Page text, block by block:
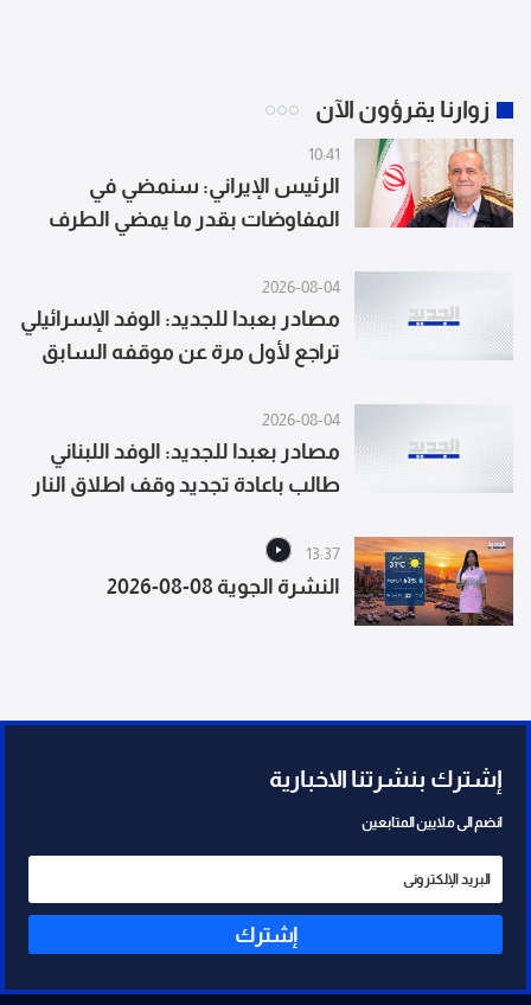
زوارنا يقرؤون الآن
10:41
الرئيس الإيراني: سنمضي في
المفاوضات بقدر ما يمضي الطرف
بمطالبه
2026-08-04
مصادر بعبدا للجديد: الوفد الإسرائيلي
تراجع لأول مرة عن موقفه السابق
على إعادة إظهار الحدود المرسمة
دولياً
2026-08-04
مصادر بعبدا للجديد: الوفد اللبناني
طالب باعادة تجديد وقف اطلاق النار
الخروقات الإسرائيلية
13:37
النشرة الجوية 08-08-2026
إشترك بنشرتنا الاخبارية
انضم الى ملايين المتابعين
إشترك